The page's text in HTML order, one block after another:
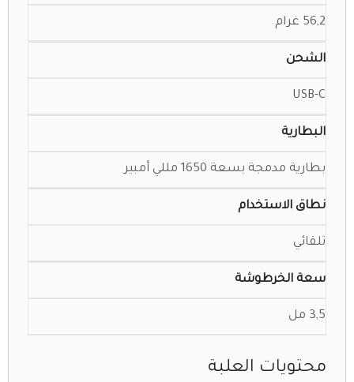
56,2 غرام
الشحن
USB-C
البطارية
بطارية مدمجة بسعة 1650 مللي أمبير
نطاق الاستخدام
تلقائي
سعة الخرطوشة
3,5 مل
محتويات العلبة